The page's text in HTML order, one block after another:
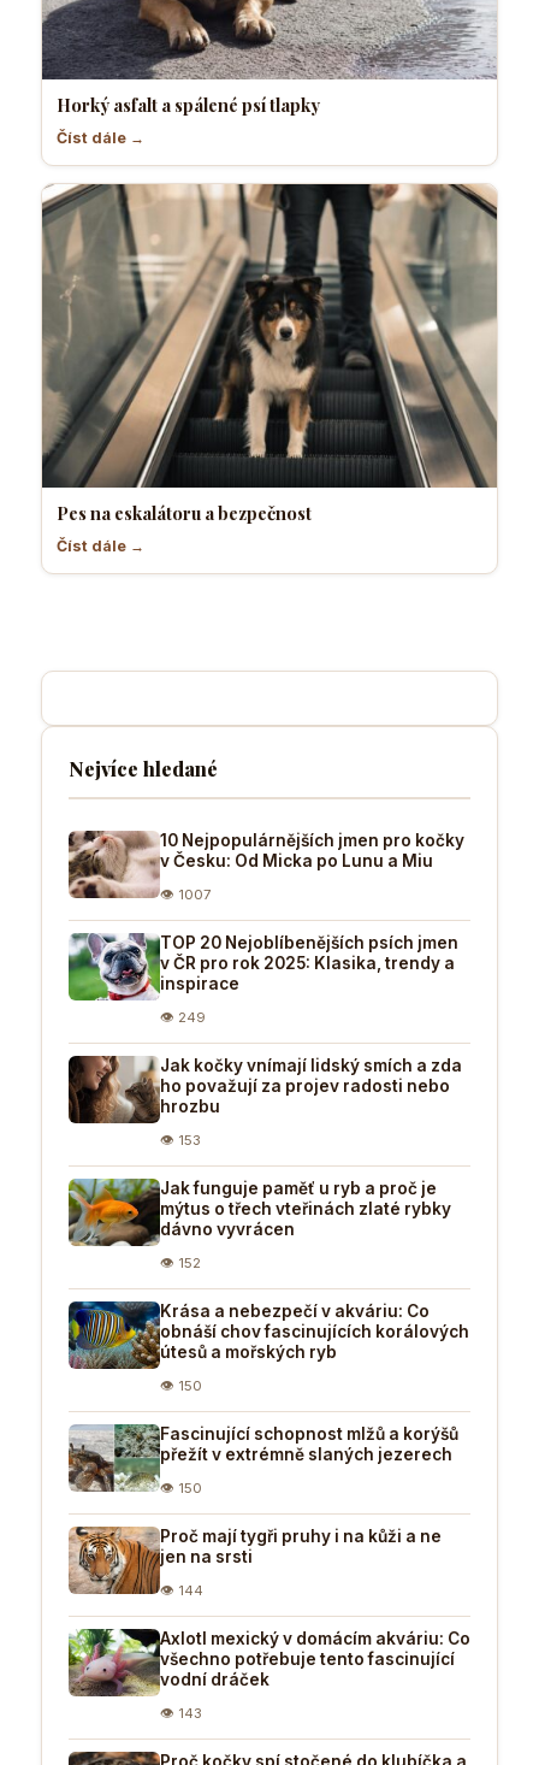
Horký asfalt a spálené psí tlapky
Číst dále →
Pes na eskalátoru a bezpečnost
Číst dále →
Nejvíce hledané
10 Nejpopulárnějších jmen pro kočky
v Česku: Od Micka po Lunu a Miu
👁 1007
TOP 20 Nejoblíbenějších psích jmen
v ČR pro rok 2025: Klasika, trendy a
inspirace
👁 249
Jak kočky vnímají lidský smích a zda
ho považují za projev radosti nebo
hrozbu
👁 153
Jak funguje paměť u ryb a proč je
mýtus o třech vteřinách zlaté rybky
dávno vyvrácen
👁 152
Krása a nebezpečí v akváriu: Co
obnáší chov fascinujících korálových
útesů a mořských ryb
👁 150
Fascinující schopnost mlžů a korýšů
přežít v extrémně slaných jezerech
👁 150
Proč mají tygři pruhy i na kůži a ne
jen na srsti
👁 144
Axlotl mexický v domácím akváriu: Co
všechno potřebuje tento fascinující
vodní dráček
👁 143
Proč kočky spí stočené do klubíčka a